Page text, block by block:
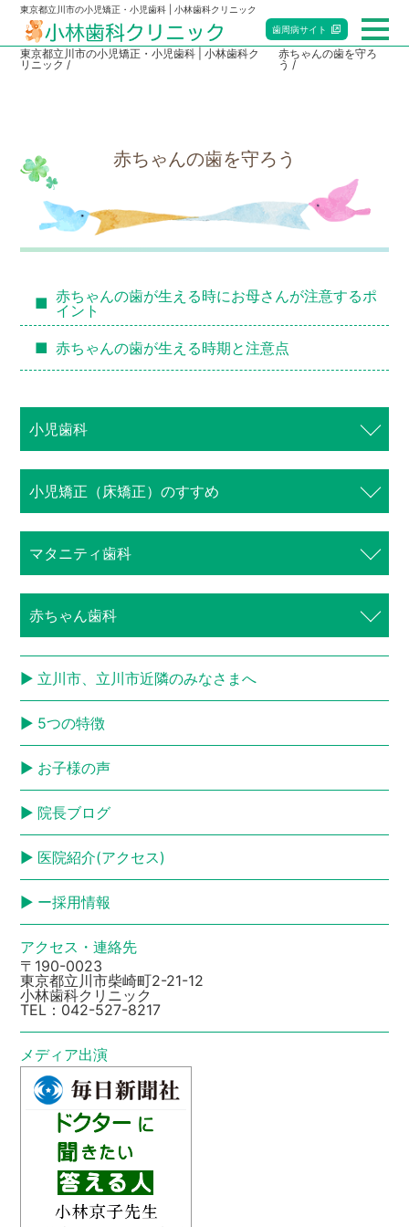
東京都立川市の小児矯正・小児歯科 | 小林歯科クリニック
歯周病サイト
当院のご案内
アクセス・診療時間
東京都立川市の小児矯正・小児歯科 | 小林歯科ク
リニック
赤ちゃんの歯を守ろ
う
赤ちゃんの歯を守ろう
赤ちゃんの歯が生える時にお母さんが注意するポ
イント
赤ちゃんの歯が生える時期と注意点
小児歯科
⼩児矯正（床矯正）のすすめ
マタニティ歯科
赤ちゃん歯科
立川市、立川市近隣のみなさまへ
5つの特徴
お子様の声
院長ブログ
医院紹介(アクセス)
ー採用情報
アクセス・連絡先
〒190-0023
東京都立川市柴崎町2-21-12
小林歯科クリニック
TEL： 042-527-8217
メディア出演